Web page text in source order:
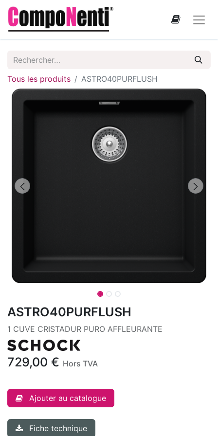
Tous les produits ASTRO40PURFLUSH
ASTRO40PURFLUSH
1 CUVE CRISTADUR PURO AFFLEURANTE
729,00 € Hors TVA
Ajouter au catalogue
Fiche technique